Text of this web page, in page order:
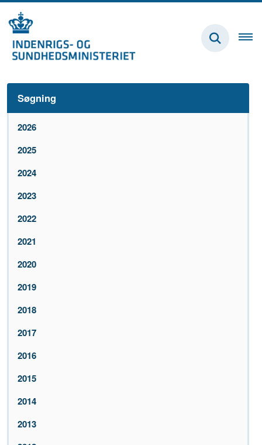
Søgning
2026
2025
2024
2023
2022
2021
2020
2019
2018
2017
2016
2015
2014
2013